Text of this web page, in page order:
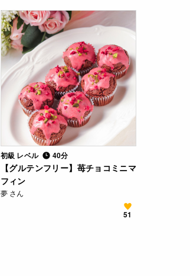
初級 レベル 40分
【グルテンフリー】苺チョコミニマ
フィン
夢 さん
51